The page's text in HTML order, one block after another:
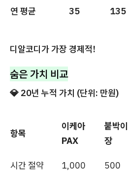
연 평균 35 135
디알코디가 가장 경제적!
숨은 가치 비교
💎 20년 누적 가치 (단위: 만원)
항목
이케아
PAX
붙박이
장
시간 절약 1,000 500